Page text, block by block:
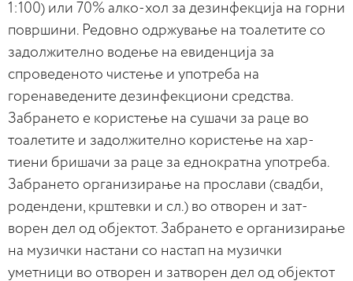
1:100) или 70% алко-хол за дезинфекција на горни
површини. Редовно одржување на тоалетите со
задолжително водење на евиденција за
спроведеното чистење и употреба на
горенаведените дезинфекциони средства.
Забрането е користење на сушачи за раце во
тоалетите и задолжително користење на хар-
тиени бришачи за раце за еднократна употреба.
Забрането организирање на прослави (свадби,
родендени, крштевки и сл.) во отворен и зат-
ворен дел од објектот. Забрането е организирање
на музички настани со настап на музички
уметници во отворен и затворен дел од објектот